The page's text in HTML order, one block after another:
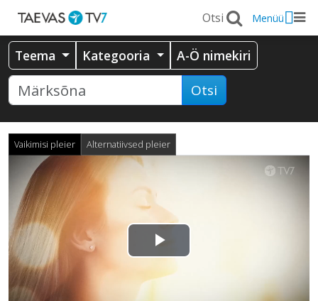
Menüü
Teema Kategooria A-Ö nimekiri
Otsi
Vaikimisi pleier Alternatiivsed pleier
Esita